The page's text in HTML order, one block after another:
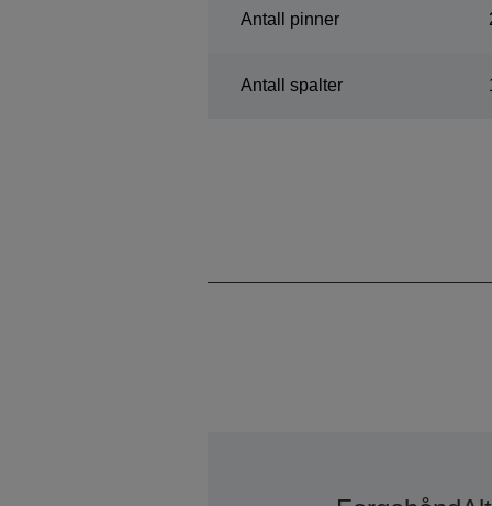
Antall pinner
Antall spalter